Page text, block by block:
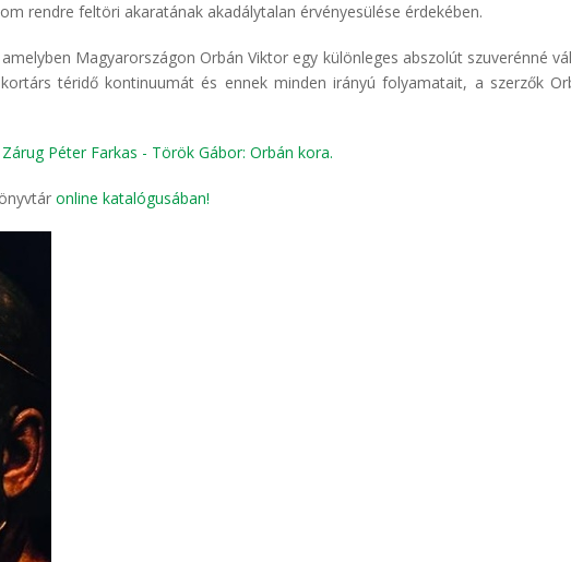
rendre feltöri akaratának akadálytalan érvényesülése érdekében.
Magyarországon Orbán Viktor egy különleges abszolút szuverénné
téridő kontinuumát és ennek minden irányú folyamatait, a szerzők
Zárug Péter Farkas - Török Gábor: Orbán ​kora.
online katalógusában!